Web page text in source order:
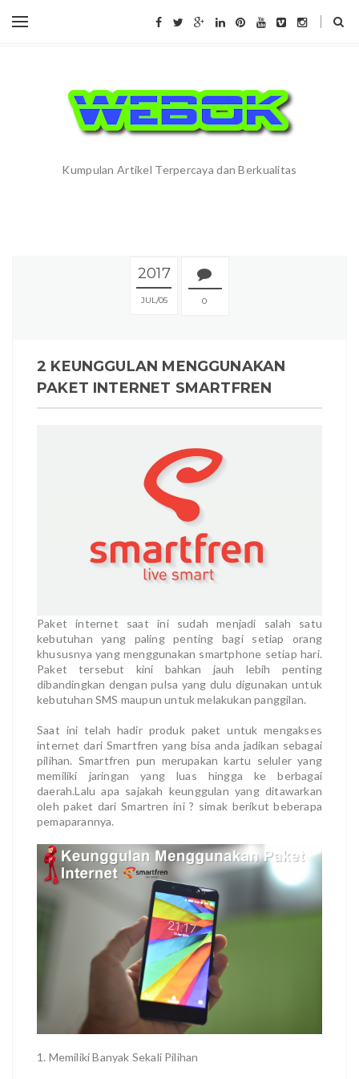
Kumpulan Artikel Terpercaya dan Berkualitas
2017
JUL 05 0
2 KEUNGGULAN MENGGUNAKAN
PAKET INTERNET SMARTFREN
Paket internet saat ini sudah menjadi salah satu
kebutuhan yang paling penting bagi setiap orang
khususnya yang menggunakan smartphone setiap hari.
Paket tersebut kini bahkan jauh lebih penting
dibandingkan dengan pulsa yang dulu digunakan untuk
kebutuhan SMS maupun untuk melakukan panggilan.
Saat ini telah hadir produk paket untuk mengakses
internet dari Smartfren yang bisa anda jadikan sebagai
pilihan. Smartfren pun merupakan kartu seluler yang
memiliki jaringan yang luas hingga ke berbagai
daerah.Lalu apa sajakah keunggulan yang ditawarkan
oleh paket dari Smartren ini ? simak berikut beberapa
pemaparannya.
1. Memiliki Banyak Sekali Pilihan